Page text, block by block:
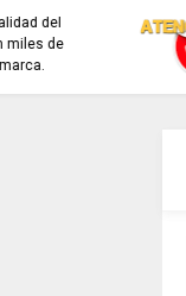
hay //
2026